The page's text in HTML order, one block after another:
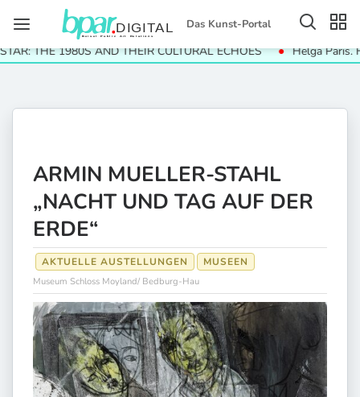
Das Kunst-Portal
1980S AND THEIR CULTURAL ECHOES Helga Paris. Häuser
ARMIN MUELLER-STAHL
„NACHT UND TAG AUF DER
ERDE“
AKTUELLE AUSTELLUNGEN MUSEEN
Museum Schloss Moyland/ Bedburg-Hau